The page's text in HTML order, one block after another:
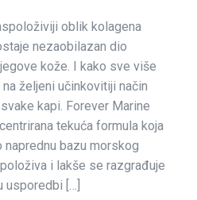
oblik kolagena
nezaobilazan dio
kože. I kako sve više
željeni učinkovitiji način
kapi. Forever Marine
tekuća formula koja
bazu morskog
i lakše se razgrađuje
usporedbi […]